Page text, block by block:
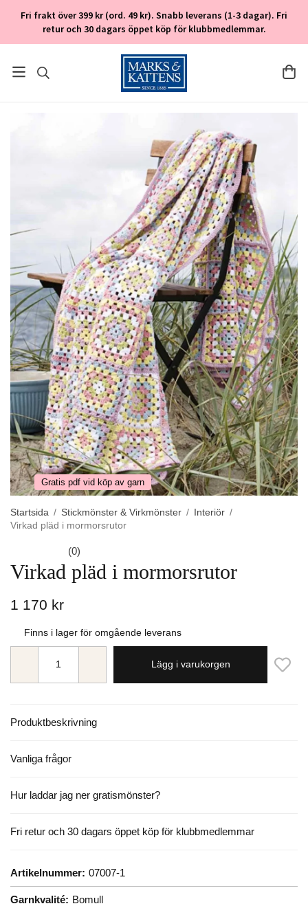
Fri frakt över 399 kr (ord. 49 kr). Snabb leverans (1-3 dagar). Fri
retur och 30 dagars öppet köp för klubbmedlemmar.
Gratis pdf vid köp av garn
Startsida / Stickmönster & Virkmönster / Interiör /
Virkad pläd i mormorsrutor
(0)
Virkad pläd i mormorsrutor
1 170 kr
Finns i lager för omgående leverans
Lägg i varukorgen
Produktbeskrivning
Vanliga frågor
Hur laddar jag ner gratismönster?
Fri retur och 30 dagars öppet köp för klubbmedlemmar
Artikelnummer: 07007-1
Garnkvalité: Bomull